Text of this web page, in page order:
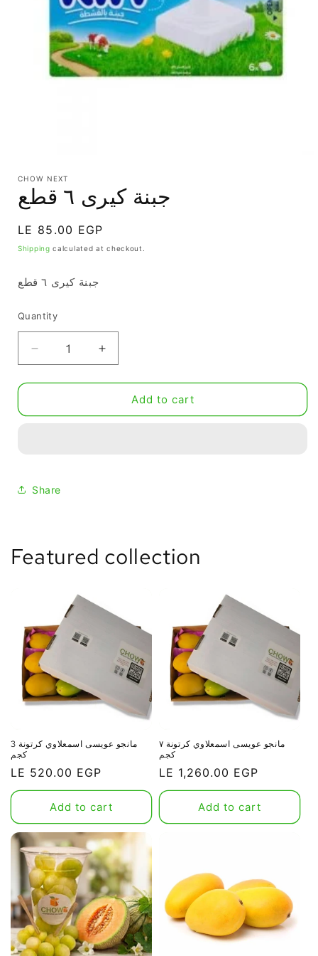
CHOW NEXT
جبنة كيرى ٦ قطع
Regular
price
LE 85.00 EGP
Shipping calculated at checkout.
جبنة كيرى ٦ قطع
Quantity
Quantity
Decrease
quantity
for
كيرى
Increase
quantity
for
كيرى
Add to cart
Share
Featured collection
مانجو عويسى اسمعلاوي كرتونة 3
كجم
Regular
price
LE 520.00 EGP
Add to cart
مانجو عويسى اسمعلاوي كرتونة ٧
كجم
Regular
price
LE 1,260.00 EGP
Add to cart